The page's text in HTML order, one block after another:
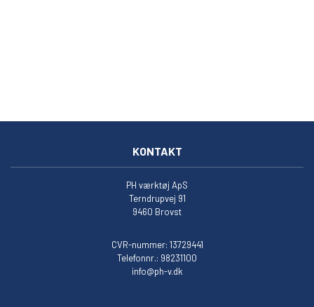
KONTAKT
PH værktøj ApS
Terndrupvej 91
9460 Brovst
CVR-nummer: 13729441
Telefonnr.: 98231100
info@ph-v.dk